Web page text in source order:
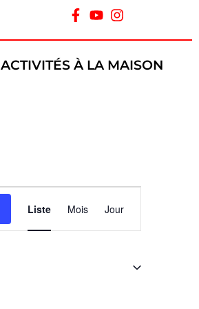
ACTIVITÉS À LA MAISON
de
Évènement
Liste Mois Jour